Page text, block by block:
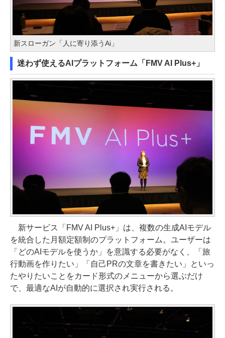
新スローガン「人に寄り添うAi」
迷わず使えるAIプラットフォーム「FMV AI Plus+」
新サービス「FMV AI Plus+」は、複数の生成AIモデル
を統合した月額定額制のプラットフォーム。ユーザーは
「どのAIモデルを使うか」を意識する必要がなく、「旅
行動画を作りたい」「自己PRの文章を書きたい」といっ
たやりたいことをカード形式のメニューから選ぶだけ
で、最適なAIが自動的に選択され実行される。